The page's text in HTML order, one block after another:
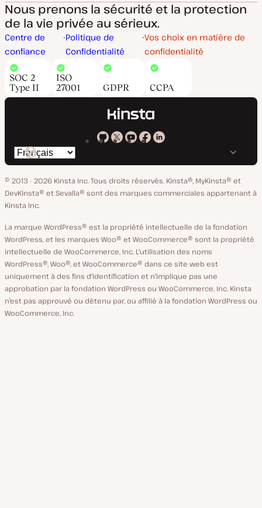
Nous prenons la sécurité et la protection
de la vie privée au sérieux.
Centre de
confiance
Politique de
Confidentialité
Vos choix en matière de
confidentialité
SOC 2
Type II
ISO
27001
GDPR CCPA
Kinsta
GitHub
Kinsta
X
Kinsta
YouTube
Kinsta
Facebook
Kinsta
LinkedIn
Changer
de
langue
© 2013 - 2026 Kinsta Inc. Tous droits réservés. Kinsta®, MyKinsta® et
DevKinsta® et Sevalla® sont des marques commerciales appartenant à
Kinsta Inc.
La marque WordPress® est la propriété intellectuelle de la fondation
WordPress, et les marques Woo® et WooCommerce® sont la propriété
intellectuelle de WooCommerce, Inc. L'utilisation des noms
WordPress®, Woo®, et WooCommerce® dans ce site web est
uniquement à des fins d'identification et n'implique pas une
approbation par la fondation WordPress ou WooCommerce, Inc. Kinsta
n'est pas approuvé ou détenu par, ou affilié à la fondation WordPress ou
WooCommerce, Inc.